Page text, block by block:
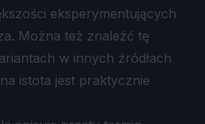
eksperymentujących
Można też znaleźć tę
w innych źródłach
istota jest praktycznie